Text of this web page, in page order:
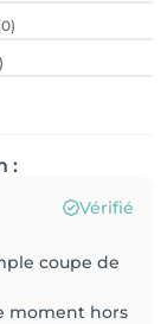
:
Vérifié
coupe de
moment hors